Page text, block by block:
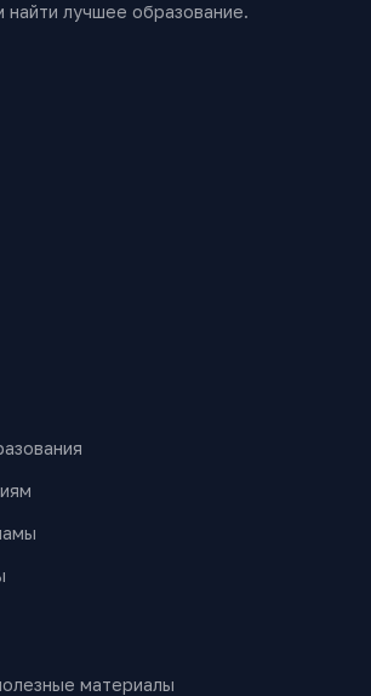
найти лучшее образование.
материалы